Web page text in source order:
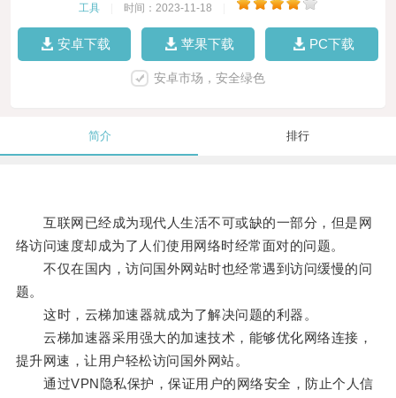
工具 时间：2023-11-18
安卓下载 苹果下载 PC下载
安卓市场，安全绿色
简介 排行
互联网已经成为现代人生活不可或缺的一部分，但是网
络访问速度却成为了人们使用网络时经常面对的问题。
不仅在国内，访问国外网站时也经常遇到访问缓慢的问
题。
这时，云梯加速器就成为了解决问题的利器。
云梯加速器采用强大的加速技术，能够优化网络连接，
提升网速，让用户轻松访问国外网站。
通过VPN隐私保护，保证用户的网络安全，防止个人信